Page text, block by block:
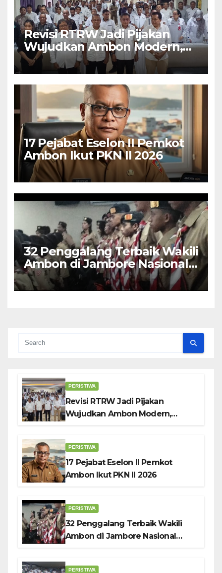
Revisi RTRW Jadi Pijakan
Wujudkan Ambon Modern,
Nyaman dan Berkelanjutan,
Kata Wali Kota Bodewin
17 Pejabat Eselon II Pemkot
Ambon Ikut PKN II 2026
32 Penggalang Terbaik Wakili
Ambon di Jambore Nasional
Pramuka ke-12, Wali Kota
Bodewin Lepas Kontingen
PERISTIWA
Revisi RTRW Jadi Pijakan
Wujudkan Ambon Modern,
PERISTIWA
17 Pejabat Eselon II Pemkot
Ambon Ikut PKN II 2026
PERISTIWA
32 Penggalang Terbaik Wakili
Ambon di Jambore Nasional
PERISTIWA